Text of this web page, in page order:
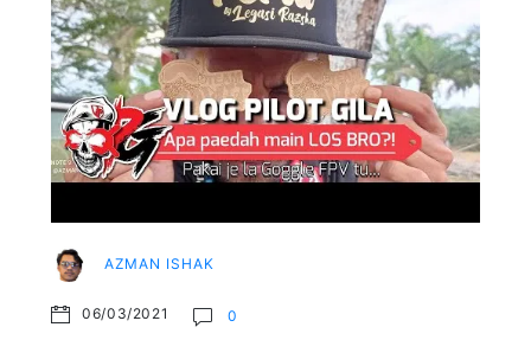
AZMAN ISHAK
06/03/2021 0